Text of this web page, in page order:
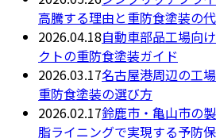
高騰する理由と重防食塗装の
2026.04.18自動車部品工場向
クトの重防食塗装ガイド
2026.03.17名古屋港周辺の工
重防食塗装の選び方
2026.02.17鈴鹿市・亀山市の
脂ライニングで実現する予防